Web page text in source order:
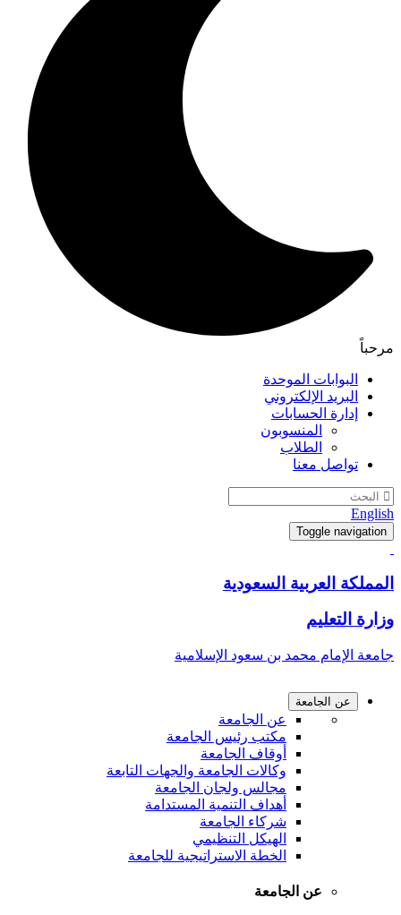
مرحباً
البوابات الموحدة
البريد الإلكتروني
إدارة الحسابات
المنسوبون
الطلاب
تواصل معنا
English
Toggle navigation
المملكة العربية السعودية
وزارة التعليم
جامعة الإمام محمد بن سعود الإسلامية
عن الجامعة
عن الجامعة
مكتب رئيس الجامعة
أوقاف الجامعة
وكالات الجامعة والجهات التابعة
مجالس ولجان الجامعة
أهداف التنمية المستدامة
شركاء الجامعة
الهيكل التنظيمي
الخطة الاستراتيجية للجامعة
عن الجامعة